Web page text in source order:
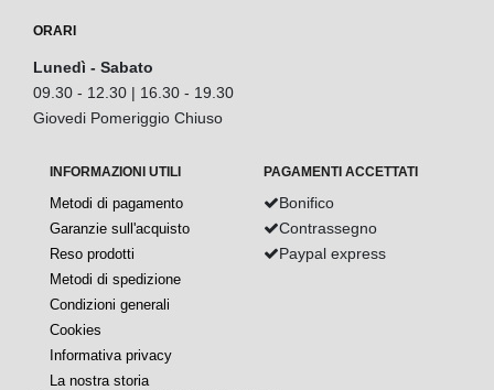
ORARI
Lunedì - Sabato
09.30 - 12.30 | 16.30 - 19.30
Giovedi Pomeriggio Chiuso
INFORMAZIONI UTILI
Metodi di pagamento
Garanzie sull'acquisto
Reso prodotti
Metodi di spedizione
Condizioni generali
Cookies
Informativa privacy
La nostra storia
PAGAMENTI ACCETTATI
Bonifico
Contrassegno
Paypal express